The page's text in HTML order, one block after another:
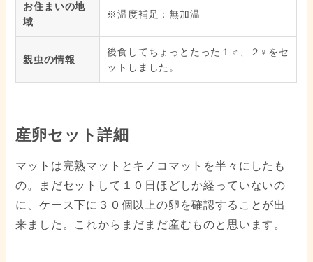
お住まいの地
域
※温度補足：無加温
親虫の情報
後食してちょっとたった１♂、２♀をセ
ットしました。
産卵セット詳細
マットは完熟マットとキノコマットを半々にしたも
の。まだセットして１０日ほどしか経っていないの
に、ケース下に３０個以上の卵を確認することが出
来ました。これからまだまだ産むものと思います。